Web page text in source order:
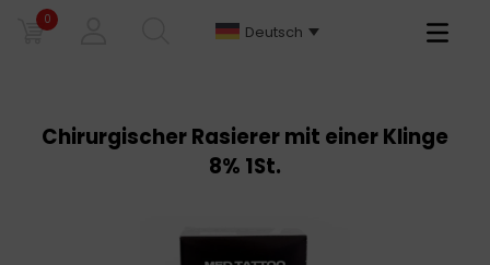
0
Deutsch
Primary
Chirurgischer Rasierer mit einer Klinge
8% 1St.